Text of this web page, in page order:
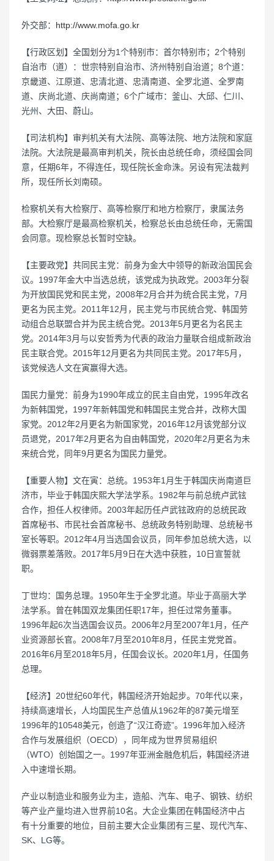
外交部： http://www.mofa.go.kr
【行政区划】全国划分为1个特别市：首尔特别市；2个特别
自治市（道）：世宗特别自治市、济州特别自治道；8个道：
京畿道、江原道、忠清北道、忠清南道、全罗北道、全罗南
道、庆尚北道、庆尚南道；6个广域市：釜山、大邱、仁川、
光州、大田、蔚山。
【司法机构】审判机关有大法院、高等法院、地方法院和家庭
法院。大法院是最高审判机关，院长由总统任命，须经国会同
意，任期6年，不得连任，现任院长金命洙。另设有宪法裁判
所，现任所长刘南硕。
检察机关有大检察厅、高等检察厅和地方检察厅，隶属法务
部。大检察厅是最高检察机关，检察总长由总统任命，无需国
会同意。现检察总长暂时空缺。
【主要政党】共同民主党：前身为金大中领导的新政治国民会
议。1997年金大中当选总统，该党成为执政党。2003年分裂
为开放国民党和民主党，2008年2月合并为统合民主党，7月
更名为民主党。2011年12月，民主党与市民统合党、韩国劳
动组合总联盟合并为民主统合党。2013年5月更名为名民主
党。2014年3月与以安哲秀为代表的政治力量联合组成新政治
民主联合党。2015年12月更名为共同民主党。2017年5月，
该党候选人文在寅赢得大选。
国民力量党：前身为1990年成立的民主自由党，1995年改名
为新韩国党，1997年新韩国党和韩国民主党合并，改称大国
家党。2012年2月更名为新国家党，2016年12月该党部分议
员退党，2017年2月更名为自由韩国党，2020年2月更名为未
来统合党，同年9月更名为国民力量党。
【重要人物】文在寅：总统。1953年1月生于韩国庆尚南道巨
济市，毕业于韩国庆熙大学法学系。1982年与前总统卢武铉
合作，担任人权律师。2003年起历任卢武铉政府的总统民政
首席秘书、市民社会首席秘书、总统政务特别助理、总统秘书
室长等职。2012年4月当选国会议员，同年参加总统大选，以
微弱票差落败。2017年5月9日在大选中获胜，10日宣誓就
职。
丁世均：国务总理。1950年生于全罗北道。毕业于高丽大学
法学系。曾在韩国双龙集团任职17年，担任过常务董事。
1996年起6次当选国会议员。2006年2月至2007年1月，任产
业资源部长官。2008年7月至2010年8月，任民主党党首。
2016年6月至2018年5月，任国会议长。2020年1月，任国务
总理。
【经济】20世纪60年代，韩国经济开始起步。70年代以来，
持续高速增长，人均国民生产总值从1962年的87美元增至
1996年的10548美元，创造了“汉江奇迹”。1996年加入经济
合作与发展组织（OECD），同年成为世界贸易组织
（WTO）创始国之一。1997年亚洲金融危机后，韩国经济进
入中速增长期。
产业以制造业和服务业为主，造船、汽车、电子、钢铁、纺织
等产业产量均进入世界前10名。大企业集团在韩国经济中占
有十分重要的地位，目前主要大企业集团有三星、现代汽车、
SK、LG等。